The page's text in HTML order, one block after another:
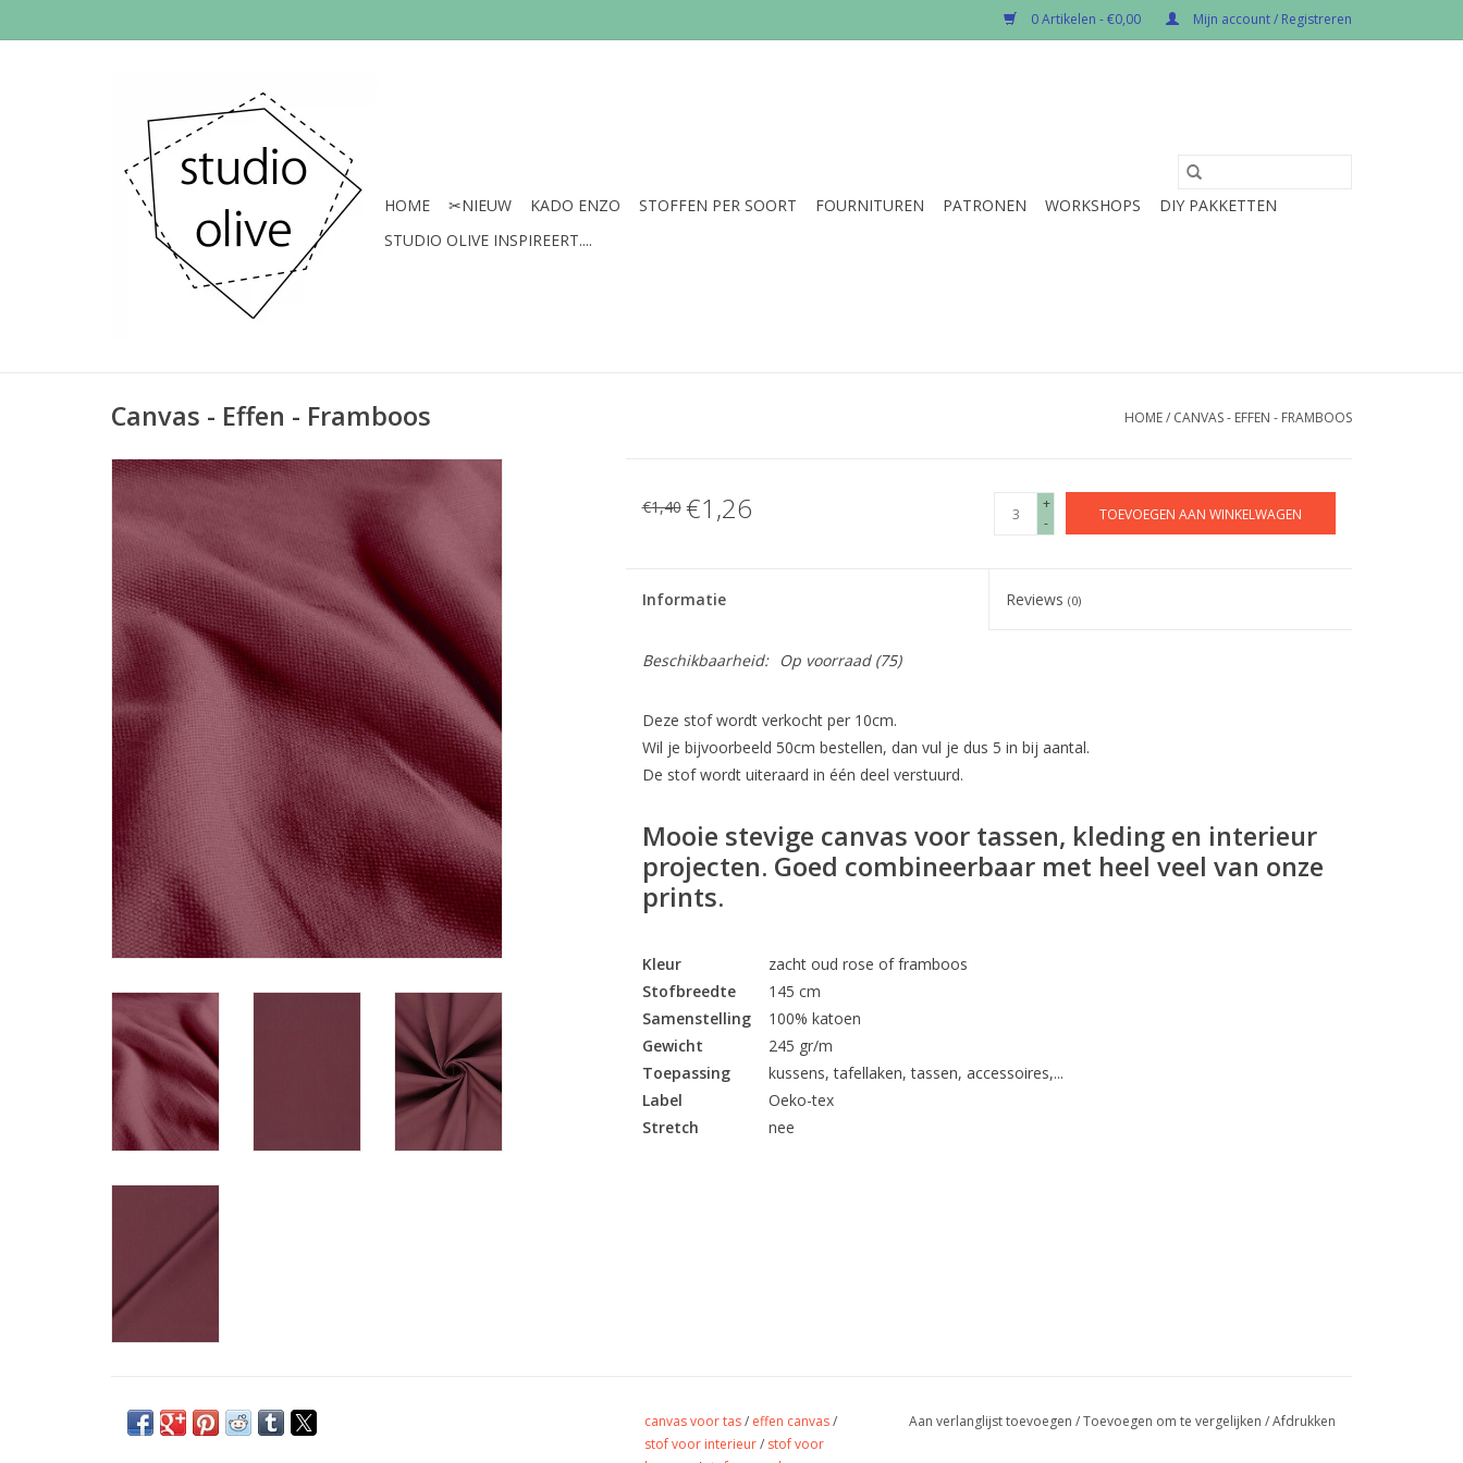
0 Artikelen - €0,00 Mijn account / Registreren
HOME ✂︎NIEUW KADO ENZO STOFFEN PER SOORT FOURNITUREN PATRONEN WORKSHOPS
DIY PAKKETTEN
STUDIO OLIVE INSPIREERT....
Canvas - Effen - Framboos HOME/ CANVAS - EFFEN - FRAMBOOS
€1,40 €1,26
+
-
TOEVOEGEN AAN WINKELWAGEN
Informatie Reviews(0)
Beschikbaarheid: Op voorraad(75)
Deze stof wordt verkocht per 10cm.
Wil je bijvoorbeeld 50cm bestellen, dan vul je dus 5 in bij aantal.
De stof wordt uiteraard in één deel verstuurd.
Mooie stevige canvas voor tassen, kleding en interieur
projecten. Goed combineerbaar met heel veel van onze
prints.
Kleur
zacht oud rose of framboos
Stofbreedte
145 cm
Samenstelling
100% katoen
Gewicht
245 gr/m
Toepassing
kussens, tafellaken, tassen, accessoires,...
Label
Oeko-tex
Stretch
nee
canvas voor tas/ effen canvas/
stof voor interieur/ stof voor
Aan verlanglijst toevoegen /Toevoegen om te vergelijken /Afdrukken